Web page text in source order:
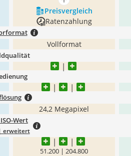
mehr anzeigen
Preis­vergleich
Ratenzahlung
Vollformat
24,2 Megapixel
Wert
erweitert
51.200 | 204.800